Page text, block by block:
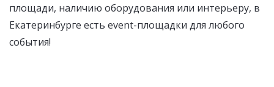
площади, наличию оборудования или интерьеру, в
Екатеринбурге есть event-площадки для любого
события!